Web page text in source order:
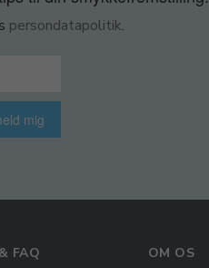
persondatapolitik.
mig
FAQ OM OS